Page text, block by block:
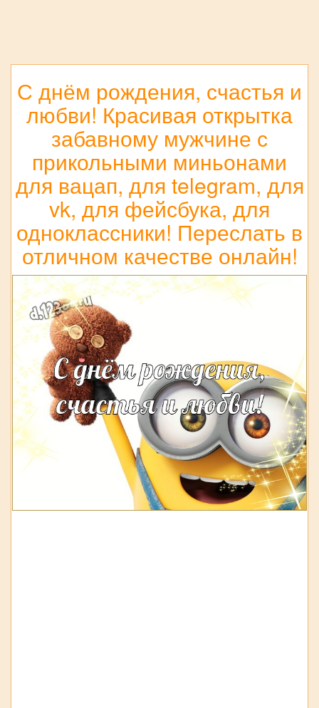
С днём рождения, счастья и
любви! Красивая открытка
забавному мужчине с
прикольными миньонами
для вацап, для telegram, для
vk, для фейсбука, для
одноклассники! Переслать в
отличном качестве онлайн!